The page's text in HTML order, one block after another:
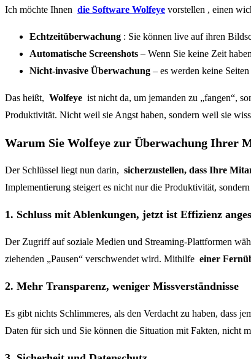
Ich möchte Ihnen die Software Wolfeye vorstellen , einen
Echtzeitüberwachung : Sie können live auf ihren
Automatische Screenshots – Wenn Sie keine Zeit
Nicht-invasive Überwachung – es werden keine
Das heißt, Wolfeye ist nicht da, um jemanden zu „fangen“,
Produktivität. Nicht weil sie Angst haben, sondern weil sie
Warum Sie Wolfeye zur Überwachung Ihrer
Der Schlüssel liegt nun darin, sicherzustellen, dass Ihre
Implementierung steigert es nicht nur die Produktivität,
1. Schluss mit Ablenkungen, jetzt ist Effizienz
Der Zugriff auf soziale Medien und Streaming-Plattformen
ziehenden „Pausen“ verschwendet wird. Mithilfe einer
2. Mehr Transparenz, weniger Missverständnisse
Es gibt nichts Schlimmeres, als den Verdacht zu haben, dass
Daten für sich und Sie können die Situation mit Fakten, nicht